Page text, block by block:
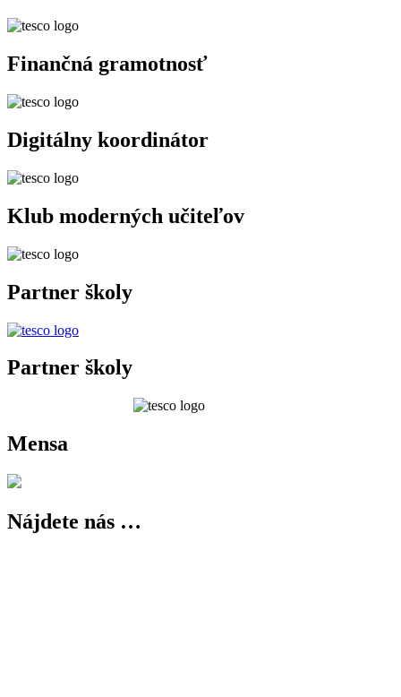
Finančná gramotnosť
Digitálny koordinátor
Klub moderných učiteľov
Partner školy
Partner školy
Mensa
Nájdete nás …